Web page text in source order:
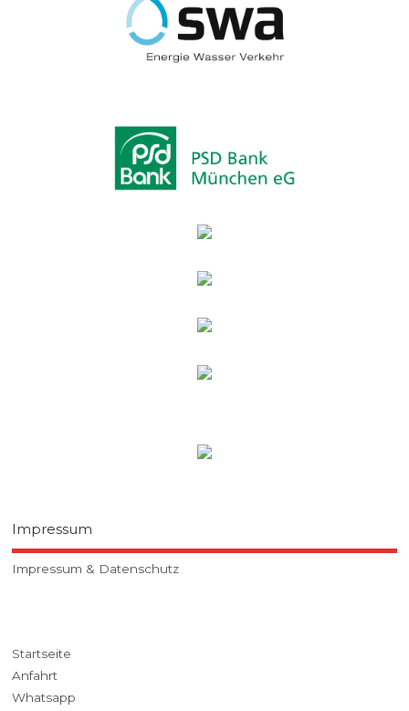
Impressum
Impressum & Datenschutz
Startseite
Anfahrt
Whatsapp